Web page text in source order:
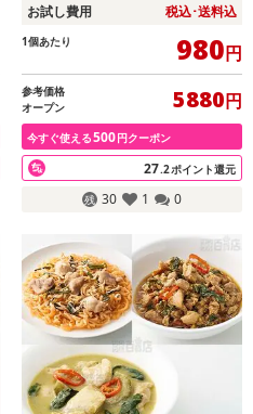
伊達の牡蠣グラタン)
お試し費用 税込･送料込
1個あたり 980円
参考価格
オープン
5880円
今すぐ使える500円クーポン
27.2ポイント還元
30 1 0